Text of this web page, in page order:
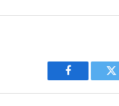
Facebook